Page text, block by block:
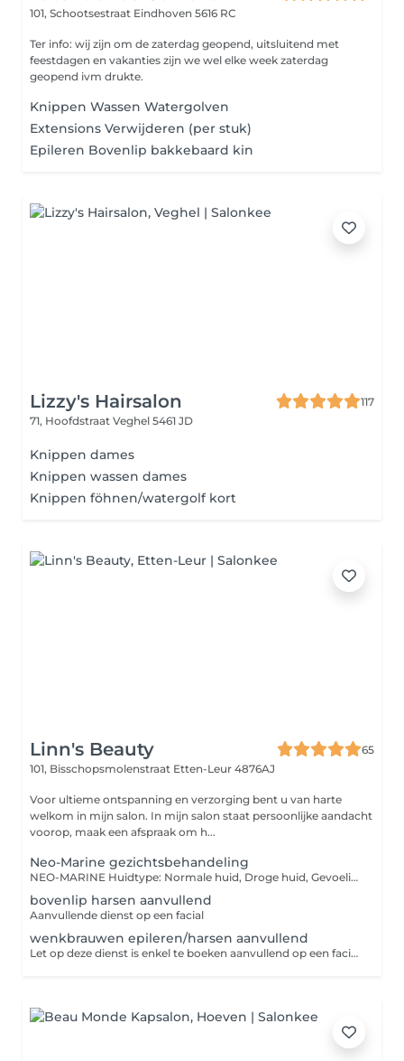
101, Schootsestraat Eindhoven 5616 RC
Ter info: wij zijn om de zaterdag geopend, uitsluitend met
feestdagen en vakanties zijn we wel elke week zaterdag
geopend ivm drukte.
Knippen Wassen Watergolven
Extensions Verwijderen (per stuk)
Epileren Bovenlip bakkebaard kin
Lizzy's Hairsalon
117
71, Hoofdstraat Veghel 5461 JD
Knippen dames
Knippen wassen dames
Knippen föhnen/watergolf kort
Linn's Beauty
65
101, Bisschopsmolenstraat Etten-Leur 4876AJ
Voor ultieme ontspanning en verzorging bent u van harte
welkom in mijn salon. In mijn salon staat persoonlijke aandacht
voorop, maak een afspraak om h...
Neo-Marine gezichtsbehandeling
NEO-MARINE Huidtype: Normale huid, Droge huid, Gevoelige huid, Gecombineerde huid Huidprobleem: Doffe huid en doffe huid, Gevoelige huid en couperose-gevoelige huid, Droogheid en uitdroging, Fijne lijntjes en rimpels, Verstevigend De Neo-Marine behandeling gebaseerd op de krachtige schatten en waardevolle werkstoffen uit de zee om de huid jeugdiger en jonger te maken. Zeewierextracten, mariene polysacchariden en mariene fytosqualaan combineren hun krachtige werking om vocht uit de vochtige omgevingslucht te halen en geleidelijk aan de huid af te geven. Een innovatieve en efficiënte anti-agingmethode voor hydratatie en vernieuwing van de huid. Een cabineconcept op basis van zeewierextracten, mariene polysacchariden en mariene fyto-squalaan. Het absorbeert vocht uit de lucht en geeft het geleidelijk af aan de huid, terwijl het de zichtbaarheid van fijne lijntjes en rimpels minimaliseert.Een professioneel antirimpelserum , op basis van zeewierextracten en glycoproteïnen, absorbeert vocht uit de vochtige omgevingslucht en geeft dit geleidelijk af aan de huid. De teint ziet er zachter en goed gehydrateerd uit, fijne lijntjes en rimpels zijn gladgestreken en de stevigheid en elasticiteit worden hersteld. Directe en langdurige hydratatie. De huid wordt gladder en voelt comfortabeler aan. Vermindert lijntjes en rimpels. Incl schouder nek massage
bovenlip harsen aanvullend
Aanvullende dienst op een facial
wenkbrauwen epileren/harsen aanvullend
Let op deze dienst is enkel te boeken aanvullend op een facial waar de dienst niet bij inbegrepen is.